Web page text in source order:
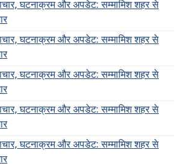
घटनाक्रम और अपडेट: सम्मामिश शहर से
घटनाक्रम और अपडेट: सम्मामिश शहर से
घटनाक्रम और अपडेट: सम्मामिश शहर से
घटनाक्रम और अपडेट: सम्मामिश शहर से
घटनाक्रम और अपडेट: सम्मामिश शहर से